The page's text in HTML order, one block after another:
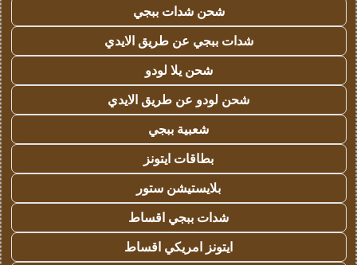
شحن شدات ببجي
شدات ببجي عن طريق الايدي
شحن يلا لودو
شحن لودو عن طريق الايدي
شعبية ببجي
بطاقات ايتونز
بلايستيشن ستور
شدات ببجي اقساط
ايتونز امريكي اقساط